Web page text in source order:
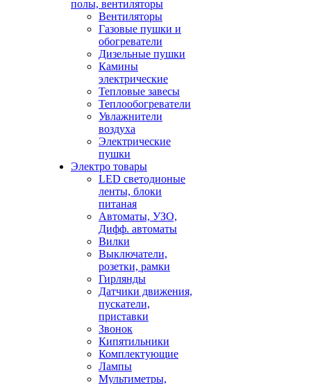
полы, вентиляторы
Вентиляторы
Газовые пушки и
обогреватели
Дизельные пушки
Камины
электрические
Тепловые завесы
Теплообогреватели
Увлажнители
воздуха
Электрические
пушки
Электро товары
LED светодионые
ленты, блоки
питаная
Автоматы, УЗО,
Дифф. автоматы
Вилки
Выключатели,
розетки, рамки
Гирлянды
Датчики движения,
пускатели,
приставки
Звонок
Кипятильники
Комплектующие
Лампы
Мультиметры,